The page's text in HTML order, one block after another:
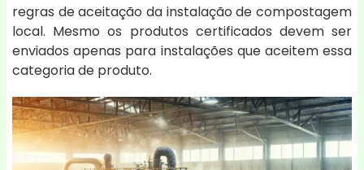
regras de aceitação da instalação de compostagem
local. Mesmo os produtos certificados devem ser
enviados apenas para instalações que aceitem essa
categoria de produto.